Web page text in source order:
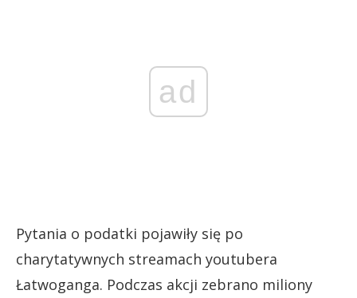
ad
Pytania o podatki pojawiły się po
charytatywnych streamach youtubera
Łatwoganga. Podczas akcji zebrano miliony